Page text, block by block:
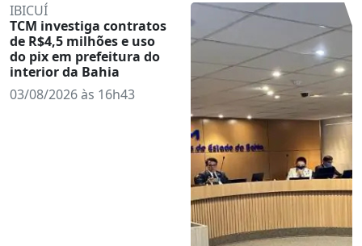
IBICUÍ
TCM investiga contratos
de R$4,5 milhões e uso
do pix em prefeitura do
interior da Bahia
03/08/2026 às 16h43